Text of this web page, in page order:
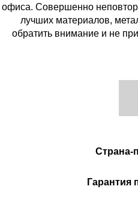
офиса. Совершенно
лучших материалов,
обратить внимание и не
Страна-
Гарантия